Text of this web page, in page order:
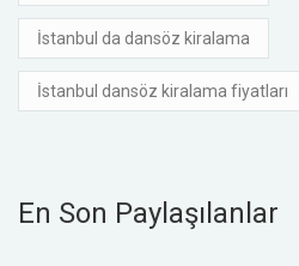
İstanbul da dansöz kiralama
İstanbul dansöz kiralama fiyatları
En Son Paylaşılanlar